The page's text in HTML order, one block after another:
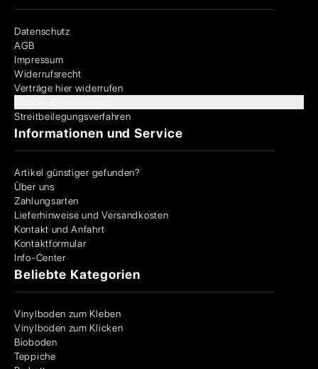
Datenschutz
AGB
Impressum
Widerrufsrecht
Verträge hier widerrufen
Streitbeilegungsverfahren
Informationen und Service
Artikel günstiger gefunden?
Über uns
Zahlungsarten
Lieferhinweise und Versandkosten
Kontakt und Anfahrt
Kontaktformular
Info-Center
Beliebte Kategorien
Vinylboden zum Kleben
Vinylboden zum Klicken
Bioboden
Teppiche